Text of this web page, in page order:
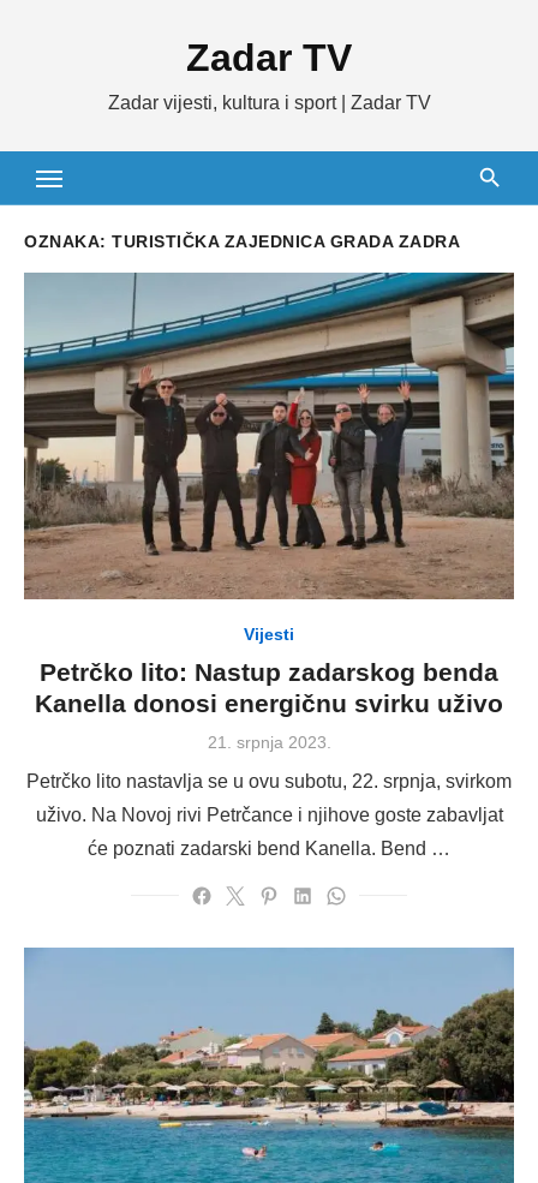
Zadar TV
Zadar vijesti, kultura i sport | Zadar TV
OZNAKA: TURISTIČKA ZAJEDNICA GRADA ZADRA
Vijesti
Petrčko lito: Nastup zadarskog benda
Kanella donosi energičnu svirku uživo
Posted
21. srpnja 2023.
Petrčko lito nastavlja se u ovu subotu, 22. srpnja, svirkom
uživo. Na Novoj rivi Petrčance i njihove goste zabavljat
će poznati zadarski bend Kanella. Bend …